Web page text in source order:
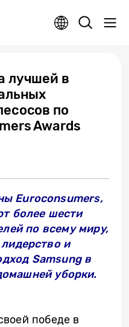
лучшей в
по
Awards
Euroconsumers,
более шести
по всему миру,
и
Samsung в
уборки.
победе в